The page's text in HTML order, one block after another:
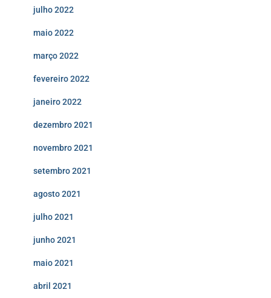
julho 2022
maio 2022
março 2022
fevereiro 2022
janeiro 2022
dezembro 2021
novembro 2021
setembro 2021
agosto 2021
julho 2021
junho 2021
maio 2021
abril 2021